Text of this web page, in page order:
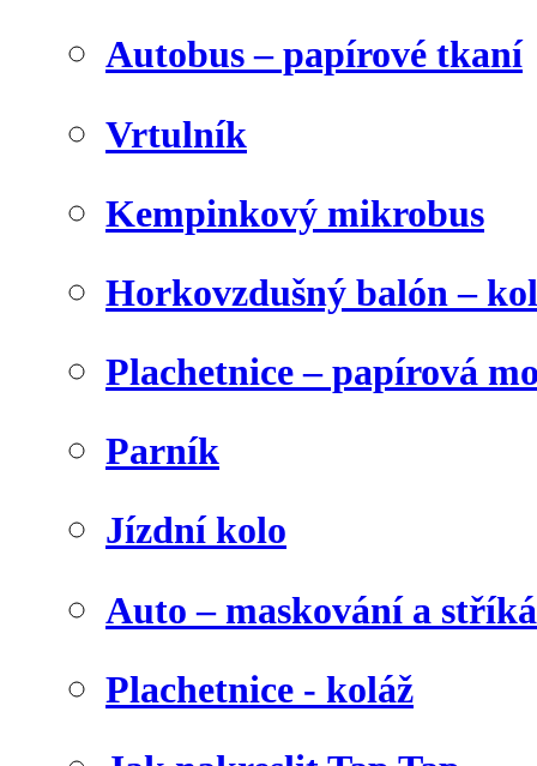
Autobus – papírové tkaní
Vrtulník
Kempinkový mikrobus
Horkovzdušný balón –
Plachetnice – papírová
Parník
Jízdní kolo
Auto – maskování a
Plachetnice - koláž